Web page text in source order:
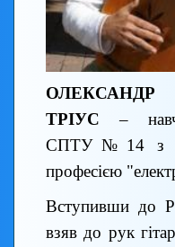
ТРІУС–
СПТУ№14 з
професією
Вступивши до
взяв до рук